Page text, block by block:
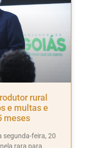
rural
e multas e
meses
segunda-feira, 20
rara para